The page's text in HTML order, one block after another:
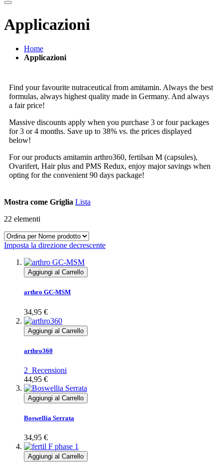
Applicazioni
Home
Applicazioni
Find your favourite nutraceutical from amitamin. Always the best
formulas, always highest quality made in Germany. And always
a fair price!
Massive discounts apply when you purchase 3 or four packages
for 3 or 4 months. Save up to 38% vs. the prices displayed
below!
For our products amitamin arthro360, fertilsan M (capsules),
Ovarifert, Hair plus and PMS Redux, enjoy major savings when
opting for the convenient 90 days package!
Mostra come Griglia Lista
22 elementi
Imposta la direzione decrescente
Aggiungi al Carrello
arthro GC-MSM
34,95 €
Aggiungi al Carrello
arthro360
2 Recensioni
44,95 €
Aggiungi al Carrello
Boswellia Serrata
34,95 €
Aggiungi al Carrello